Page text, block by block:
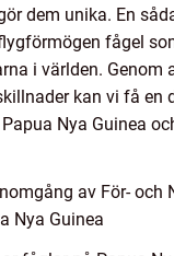
dem unika. En
fågel
i världen. Genom
kan vi få en
Nya Guinea
av För- och
Nya Guinea